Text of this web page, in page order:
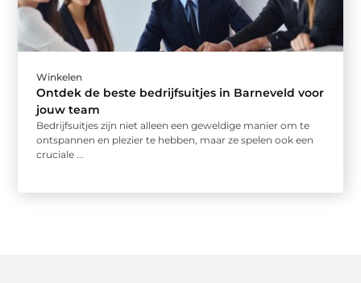
Winkelen
Ontdek de beste bedrijfsuitjes in Barneveld voor
jouw team
Bedrijfsuitjes zijn niet alleen een geweldige manier om te
ontspannen en plezier te hebben, maar ze spelen ook een
cruciale ...